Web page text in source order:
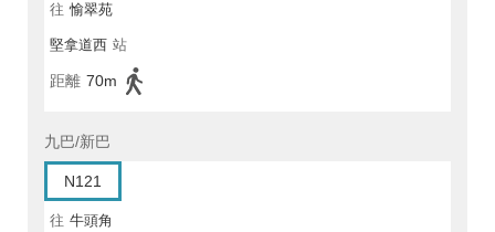
往 愉翠苑
堅拿道西 站
距離 70m
九巴/新巴
N121
往 牛頭角